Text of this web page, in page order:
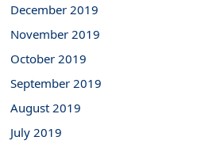
December 2019
November 2019
October 2019
September 2019
August 2019
July 2019